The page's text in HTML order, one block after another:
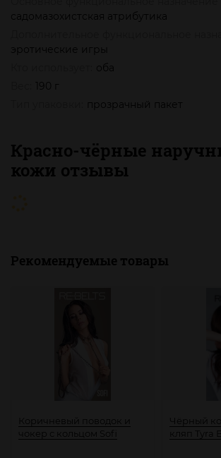
садомазохистская атрибутика
эротические игры
оба
190 г
прозрачный пакет
Красно-чёрные
кожи отзывы
Рекомендуемые товары
Коричневый поводок и
чокер с кольцом Sofi
Чёрный
кляп Tyra